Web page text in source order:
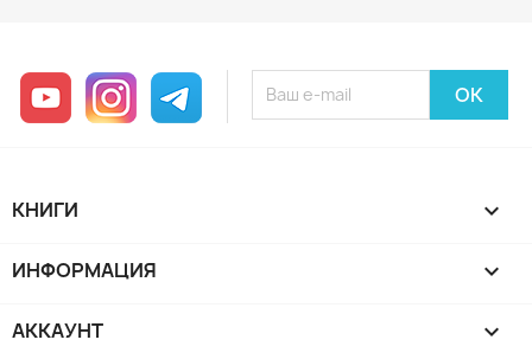
YouTube InstagramTelegram
КНИГИ 
ИНФОРМАЦИЯ 
АККАУНТ 